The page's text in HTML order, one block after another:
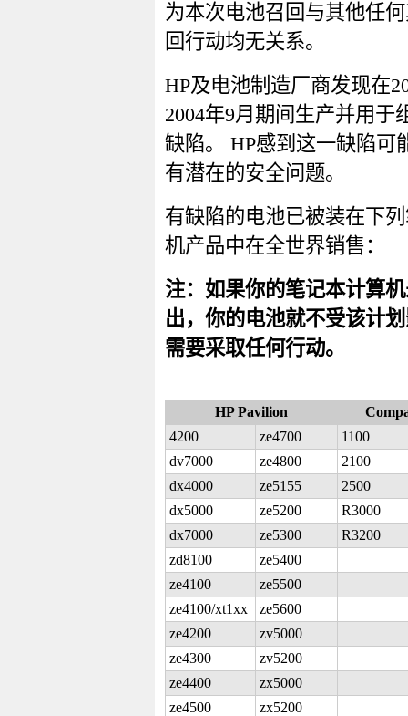
为本次电池召回与其他任
回行动均无关系。
HP及电池制造厂商发现在
2004年9月期间生产并用于
缺陷。 HP感到这一缺陷可
有潜在的安全问题。
有缺陷的电池已被装在下
机产品中在全世界销售：
注：如果你的笔记本计算
出，你的电池就不受该计
需要采取任何行动。
HP Pavilion
4200
ze4700
1100
dv7000
ze4800
2100
dx4000
ze5155
2500
dx5000
ze5200
R3000
dx7000
ze5300
R3200
zd8100
ze5400
ze4100
ze5500
ze4100/xt1xx
ze5600
ze4200
zv5000
ze4300
zv5200
ze4400
zx5000
ze4500
zx5200